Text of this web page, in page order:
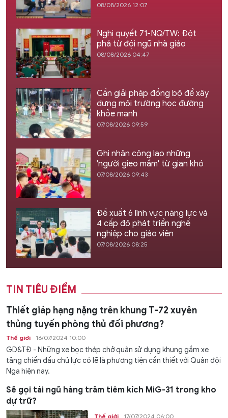
08/08/2026 12:07
Nghị quyết 71-NQ/TW: Đột
phá từ đội ngũ nhà giáo
08/08/2026 04:47
Cần giải pháp đồng bộ để xây
dựng môi trường học đường
khỏe mạnh
07/08/2026 09:59
Ghi nhận công lao những
'người gieo mầm' từ gian khó
07/08/2026 09:43
Đề xuất 6 lĩnh vực năng lực và
4 cấp độ phát triển nghề
nghiệp cho giáo viên
07/08/2026 08:25
TIN TIÊU ĐIỂM
Thiết giáp hạng nặng trên khung T-72 xuyên
thủng tuyến phòng thủ đối phương?
Thế giới 16/07/2024 10:00
GD&TĐ - Những xe bọc thép chở quân sử dụng khung gầm xe
tăng chiến đấu chủ lực có lẽ là phương tiện cần thiết với Quân đội
Nga hiện nay.
Sẽ gọi tái ngũ hàng trăm tiêm kích MiG-31 trong kho
dự trữ?
Thế giới 17/07/2024 06:00